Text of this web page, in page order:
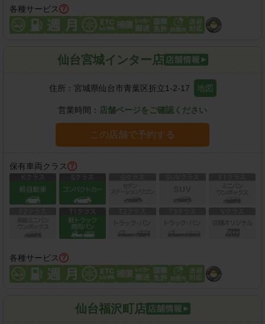
各種サービス
仙台宮城インター店
住所： 宮城県仙台市青葉区折立1-2-17 地図
営業時間： 店舗ページをご確認ください
この店舗で予約する
保有車両クラス
各種サービス
仙台福沢町店